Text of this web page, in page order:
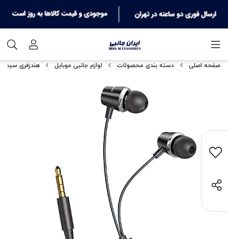
صفحه اصلی دسته بندی محصولات لوازم جانبی موبایل هندزفری